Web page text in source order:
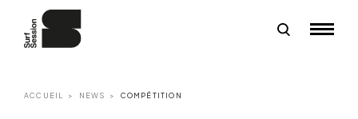
ACCUEIL NEWS COMPÉTITION